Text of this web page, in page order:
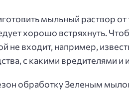
мыльный раствор
хорошо встряхнуть.
не входит, например,
с какими вредителями
обработку Зеленым